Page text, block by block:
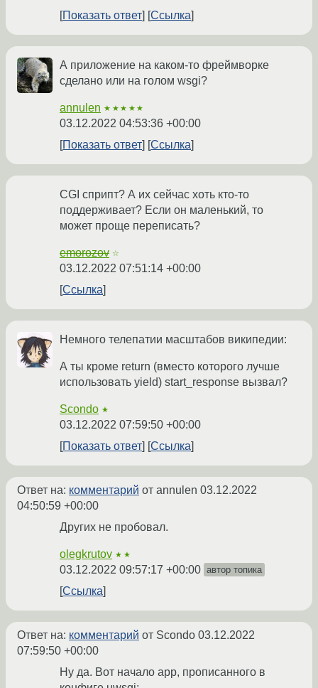
Показать ответ
Ссылка
А приложение на каком-то фреймворке
сделано или на голом wsgi?
annulen ★★★★★
03.12.2022 04:53:36 +00:00
Показать ответ
Ссылка
CGI сприпт? А их сейчас хоть кто-то
поддерживает? Если он маленький, то
может проще переписать?
emorozov ☆
03.12.2022 07:51:14 +00:00
Ссылка
Немного телепатии масштабов википедии:
А ты кроме return (вместо которого лучше
использовать yield) start_response вызвал?
Scondo ★
03.12.2022 07:59:50 +00:00
Показать ответ
Ссылка
Ответ на: комментарий от annulen 03.12.2022
04:50:59 +00:00
Других не пробовал.
olegkrutov ★★
03.12.2022 09:57:17 +00:00 автор топика
Ссылка
Ответ на: комментарий от Scondo 03.12.2022
07:59:50 +00:00
Ну да. Вот начало app, прописанного в